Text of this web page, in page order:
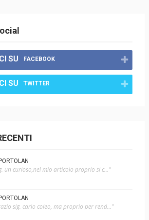
SU FACEBOOK
SU TWITTER
un curioso,nel mio articolo proprio si c..."
sig. carlo coleo, ma proprio per rend..."